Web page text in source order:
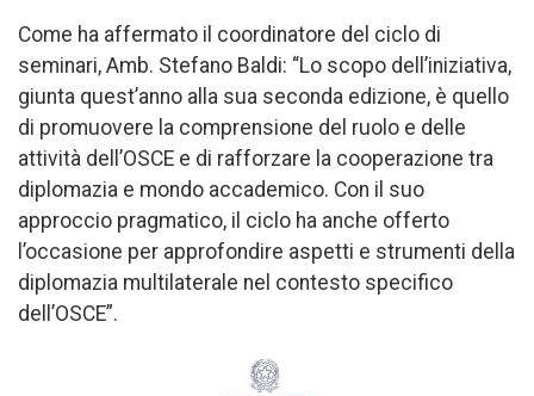
Come ha affermato il coordinatore del ciclo di
seminari, Amb. Stefano Baldi: “Lo scopo dell’iniziativa,
giunta quest’anno alla sua seconda edizione, è quello
di promuovere la comprensione del ruolo e delle
attività dell’OSCE e di rafforzare la cooperazione tra
diplomazia e mondo accademico. Con il suo
approccio pragmatico, il ciclo ha anche offerto
l’occasione per approfondire aspetti e strumenti della
diplomazia multilaterale nel contesto specifico
dell’OSCE”.